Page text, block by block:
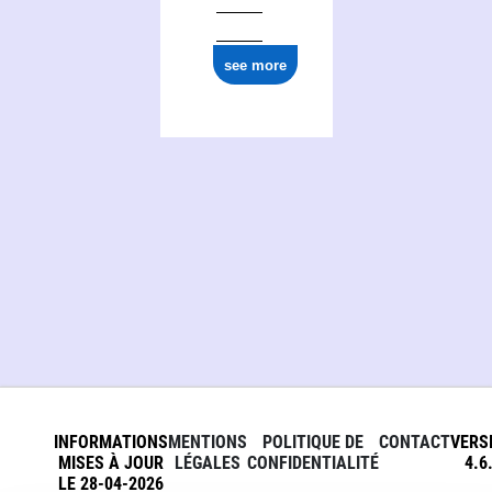
see more
INFORMATIONS
MISES À JOUR
LE 28-04-2026
MENTIONS
LÉGALES
POLITIQUE DE
CONFIDENTIALITÉ
CONTACT